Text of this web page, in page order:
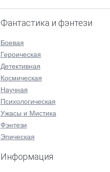
Фантастика и фэнтези
Боевая
Героическая
Детективная
Космическая
Научная
Психологическая
Ужасы и Мистика
Фэнтези
Эпическая
Информация